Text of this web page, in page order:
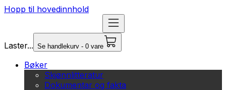
Hopp til hovedinnhold
Laster... Se handlekurv - 0 vare
Bøker
Skjønnlitteratur
Dokumentar og fakta